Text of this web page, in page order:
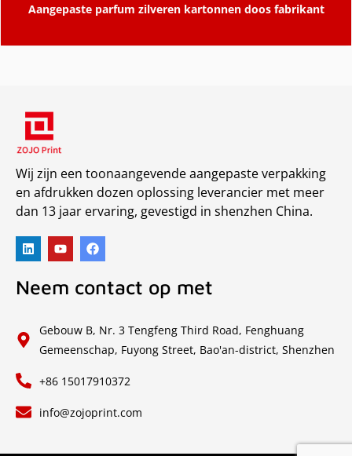
Aangepaste parfum zilveren kartonnen doos fabrikant
Wij zijn een toonaangevende aangepaste verpakking
en afdrukken dozen oplossing leverancier met meer
dan 13 jaar ervaring, gevestigd in shenzhen China.
Neem contact op met
Gebouw B, Nr. 3 Tengfeng Third Road, Fenghuang
Gemeenschap, Fuyong Street, Bao'an-district, Shenzhen
+86 15017910372
info@zojoprint.com